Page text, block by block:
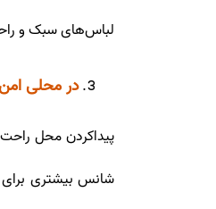
لباس‌های سبک و
در محلی
پیداکردن محل
شانس بیشتری برای